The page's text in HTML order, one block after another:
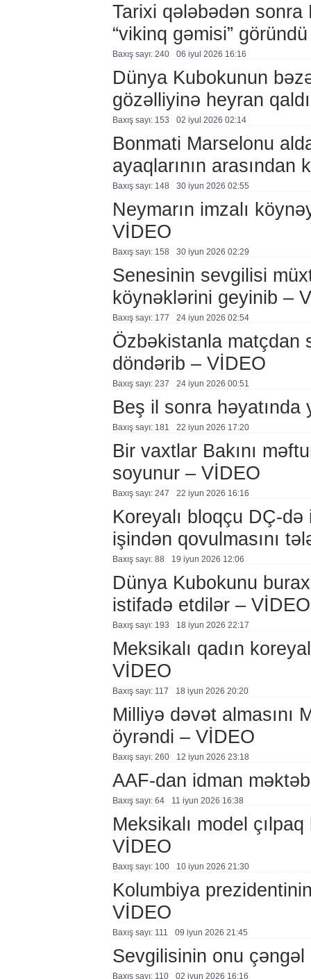
Tarixi qələbədən sonra
“vikinq gəmisi”
Baxış sayı: 240 06 i̇yul 2026 16:16
Dünya Kubokunun
gözəlliyinə heyran
Baxış sayı: 153 02 i̇yul 2026 02:14
Bonmati Marselonu
ayaqlarının arasından
Baxış sayı: 148 30 i̇yun 2026 02:55
Neymarın imzalı
VİDEO
Baxış sayı: 158 30 i̇yun 2026 02:29
Senesinin sevgilisi
köynəklərini geyinib –
Baxış sayı: 177 24 i̇yun 2026 02:54
Özbəkistanla matçdan
döndərib – VİDEO
Baxış sayı: 237 24 i̇yun 2026 00:51
Beş il sonra
Baxış sayı: 181 22 i̇yun 2026 17:20
Bir vaxtlar Bakını
soyunur – VİDEO
Baxış sayı: 247 22 i̇yun 2026 16:16
Koreyalı bloqçu DÇ-
işindən qovulmasını
Baxış sayı: 88 19 i̇yun 2026 12:06
Dünya Kubokunu
istifadə etdilər – VİDEO
Baxış sayı: 193 18 i̇yun 2026 22:17
Meksikalı qadın
VİDEO
Baxış sayı: 117 18 i̇yun 2026 20:20
Milliyə dəvət almasını
öyrəndi – VİDEO
Baxış sayı: 260 12 i̇yun 2026 23:18
AAF-dan idman
Baxış sayı: 64 11 i̇yun 2026 16:38
Meksikalı model
VİDEO
Baxış sayı: 100 10 i̇yun 2026 21:30
Kolumbiya
VİDEO
Baxış sayı: 111 09 i̇yun 2026 21:45
Sevgilisinin onu
Baxış sayı: 110 02 i̇yun 2026 16:16